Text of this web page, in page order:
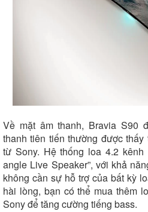
Về mặt âm thanh, Bravia S90
thanh tiên tiến thường được
từ Sony. Hệ thống loa 4.2
angle Live Speaker”, với khả
không cần sự hỗ trợ của bất kỳ
hài lòng, bạn có thể mua thêm
Sony để tăng cường tiếng bass.